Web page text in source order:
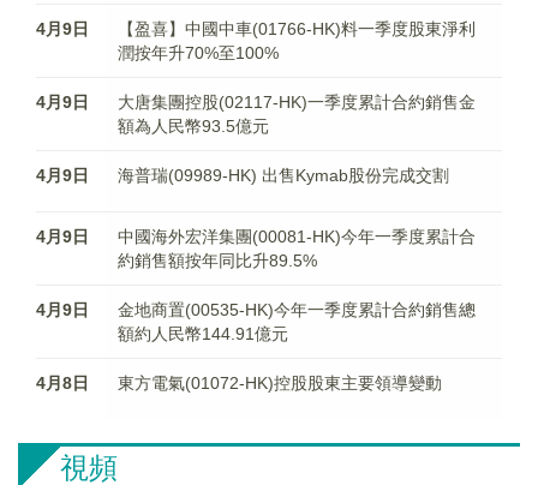
4月9日
【盈喜】中國中車(01766-HK)料一季度股東淨利
潤按年升70%至100%
4月9日
大唐集團控股(02117-HK)一季度累計合約銷售金
額為人民幣93.5億元
4月9日 海普瑞(09989-HK) 出售Kymab股份完成交割
4月9日
中國海外宏洋集團(00081-HK)今年一季度累計合
約銷售額按年同比升89.5%
4月9日
金地商置(00535-HK)今年一季度累計合約銷售總
額約人民幣144.91億元
4月8日 東方電氣(01072-HK)控股股東主要領導變動
視頻